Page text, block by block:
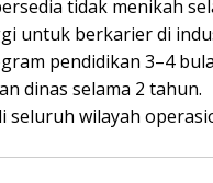
tidak menikah
untuk berkarier di
pendidikan 3–4
dinas selama 2 tahun.
seluruh wilayah